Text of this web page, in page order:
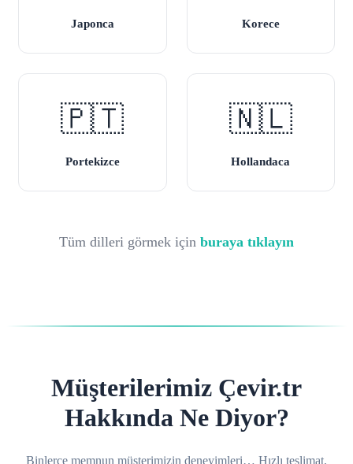
Japonca Korece
🇵🇹
Portekizce
🇳🇱
Hollandaca
Tüm dilleri görmek için buraya tıklayın
Müşterilerimiz Çevir.tr
Hakkında Ne Diyor?
Binlerce memnun müşterimizin deneyimleri… Hızlı teslimat,